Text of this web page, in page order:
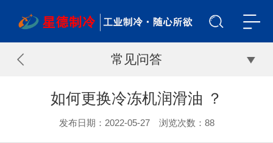
常见问答
如何更换冷冻机润滑油 ？
发布日期：2022-05-27 浏览次数： 88